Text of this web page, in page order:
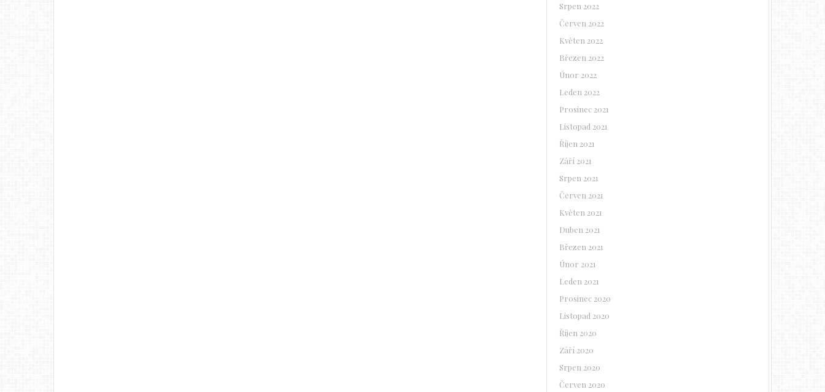
Srpen 2022
Červen 2022
Květen 2022
Březen 2022
Únor 2022
Leden 2022
Prosinec 2021
Listopad 2021
Říjen 2021
Září 2021
Srpen 2021
Červen 2021
Květen 2021
Duben 2021
Březen 2021
Únor 2021
Leden 2021
Prosinec 2020
Listopad 2020
Říjen 2020
Září 2020
Srpen 2020
Červen 2020